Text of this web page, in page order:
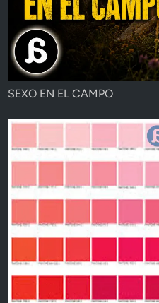
SEXO EN EL CAMPO